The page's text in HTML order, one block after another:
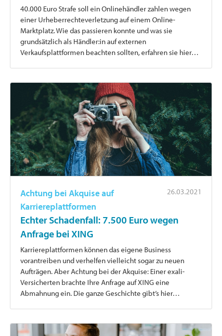
40.000 Euro Strafe soll ein Onlinehändler zahlen wegen
einer Urheberrechteverletzung auf einem Online-
Marktplatz. Wie das passieren konnte und was sie
grundsätzlich als Händler:in auf externen
Verkaufsplattformen beachten sollten, erfahren sie hier…
26.03.2021
Achtung bei Akquise auf
Karriereplattformen
Echter Schadenfall: 7.500 Euro wegen
Anfrage bei XING
Karriereplattformen können das eigene Business
vorantreiben und verhelfen vielleicht sogar zu neuen
Aufträgen. Aber Achtung bei der Akquise: Einer exali-
Versicherten brachte Ihre Anfrage auf XING eine
Abmahnung ein. Die ganze Geschichte gibt’s hier…